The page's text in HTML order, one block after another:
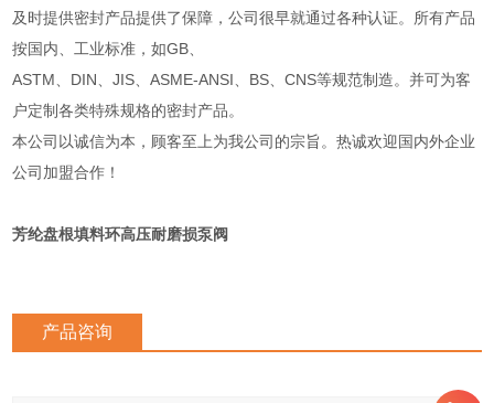
及时提供密封产品提供了保障，公司很早就通过各种认证。所有产品
按国内、工业标准，如GB、
ASTM、DIN、JIS、ASME-ANSI、BS、CNS等规范制造。并可为客
户定制各类特殊规格的密封产品。
本公司以诚信为本，顾客至上为我公司的宗旨。热诚欢迎国内外企业
公司加盟合作！
芳纶盘根填料环高压耐磨损泵阀
产品咨询